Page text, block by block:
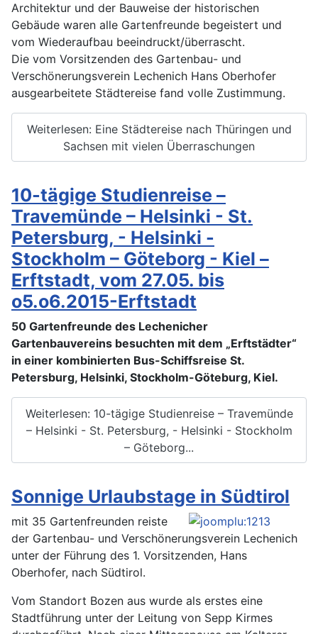
Architektur und der Bauweise der historischen
Gebäude waren alle Gartenfreunde begeistert und
vom Wiederaufbau beeindruckt/überrascht.
Die vom Vorsitzenden des Gartenbau- und
Verschönerungsverein Lechenich Hans Oberhofer
ausgearbeitete Städtereise fand volle Zustimmung.
Weiterlesen: Eine Städtereise nach Thüringen und
Sachsen mit vielen Überraschungen
10-tägige Studienreise –
Travemünde – Helsinki - St.
Petersburg, - Helsinki -
Stockholm – Göteborg - Kiel –
Erftstadt, vom 27.05. bis
o5.o6.2015-Erftstadt
50 Gartenfreunde des Lechenicher
Gartenbauvereins besuchten mit dem „Erftstädter“
in einer kombinierten Bus-Schiffsreise St.
Petersburg, Helsinki, Stockholm-Göteburg, Kiel.
Weiterlesen: 10-tägige Studienreise – Travemünde
– Helsinki - St. Petersburg, - Helsinki - Stockholm
– Göteborg...
Sonnige Urlaubstage in Südtirol
mit 35 Gartenfreunden reiste
der Gartenbau- und Verschönerungsverein Lechenich
unter der Führung des 1. Vorsitzenden, Hans
Oberhofer, nach Südtirol.
Vom Standort Bozen aus wurde als erstes eine
Stadtführung unter der Leitung von Sepp Kirmes